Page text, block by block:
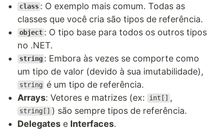
class : O exemplo mais comum. Todas as
classes que você cria são tipos de referência.
object : O tipo base para todos os outros tipos
no .NET.
string : Embora às vezes se comporte como
um tipo de valor (devido à sua imutabilidade),
string
é um tipo de referência.
Arrays: Vetores e matrizes (ex: int[] ,
string[] ) são sempre tipos de referência.
Delegates e Interfaces.